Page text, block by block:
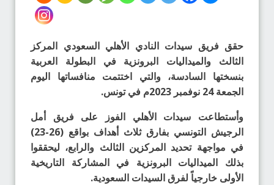
حقق فريق سيدات النادي الأهلي السعودي المركز
الثالث والميداليات البرونزية في البطولة العربية
بنسختها السادسة، والتي اختتمت منافساتها اليوم
الجمعة 24 نوفمبر 2023م في تونس.
وأستطاعت سيدات الأهلي الفوز على فريق أمل
الرجيش التونسي بفارق ثلاث أهداف بواقع (26-23)
في مواجهة تحديد المركزين الثالث والرابع، ليحققوا
بذلك الميداليات البرونزية في المشاركة التاريخية
الأولى خارجياً لفرق السيدات السعودية.